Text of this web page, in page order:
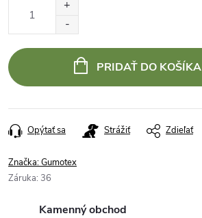
PRIDAŤ DO KOŠÍKA
Opýtať sa Strážiť Zdieľať
Značka:Gumotex
Záruka: 36
Kamenný obchod